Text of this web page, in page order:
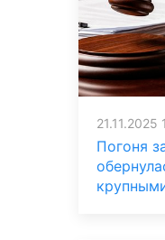
21.11.2025
Погоня